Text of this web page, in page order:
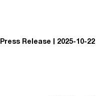
Press Release 2025-10-22